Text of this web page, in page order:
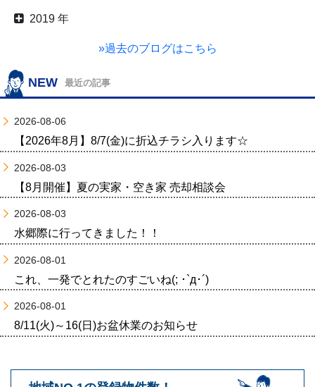
2019 年
»過去のブログはこちら
NEW 最近の記事
2026-08-06
【2026年8月】8/7(金)に折込チラシ入ります☆
2026-08-03
【8月開催】夏の実家・空き家 売却相談会
2026-08-03
水郷際に行ってきました！！
2026-08-01
これ、一発でとれたのすごいね(; ･`д･´)
2026-08-01
8/11(火)～16(日)お盆休業のお知らせ